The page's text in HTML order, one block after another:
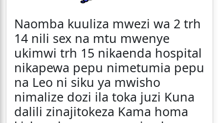
Naomba kuuliza mwezi wa 2 trh
14 nili sex na mtu mwenye
ukimwi trh 15 nikaenda hospital
nikapewa pepu nimetumia pepu
na Leo ni siku ya mwisho
nimalize dozi ila toka juzi Kuna
dalili zinajitokeza Kama homa